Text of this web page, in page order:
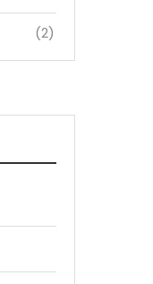
(2)